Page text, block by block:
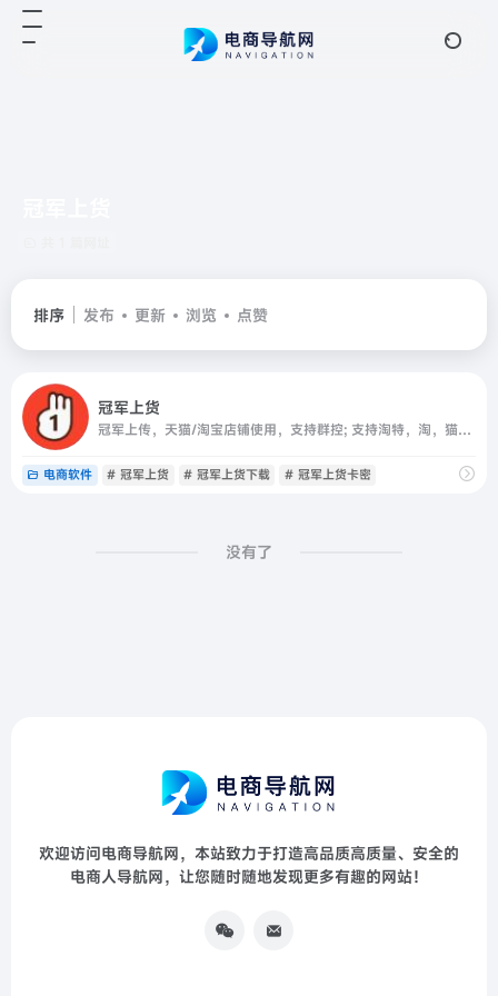
排序 发布 更新 浏览 点赞
冠军上货
冠军上传，天猫/淘宝店铺使用，支持群控; 支持淘特，淘，猫，1688，拼多多链接上传到淘宝店铺里，自定义标题，清理无流量，错放类目，属性修改等强大功能！
电商软件 # 冠军上货 # 冠军上货下载 # 冠军上货卡密
没有了
欢迎访问电商导航网，本站致力于打造高品质高质量、安全的
电商人导航网，让您随时随地发现更多有趣的网站！